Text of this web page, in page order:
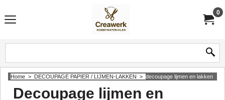
0
Home > DECOUPAGE PAPIER / LIJMEN-LAKKEN > decoupage lijmen en lakken
Decoupage lijmen en